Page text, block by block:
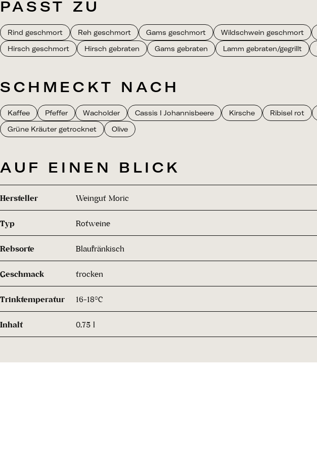
PASST ZU
Rind geschmort Reh geschmort Gams geschmort Wildschwein geschmort
Hirsch geschmort
Hirsch gebraten Gams gebraten Lamm gebraten/gegrillt
SCHMECKT NACH
Kaffee Pfeffer Wacholder Cassis I Johannisbeere Kirsche Ribisel rot
Grüne Kräuter getrocknet
Olive
AUF EINEN BLICK
Hersteller Weingut Moric
Typ Rotweine
Rebsorte Blaufränkisch
Geschmack trocken
Trinktemperatur 16-18°C
Inhalt 0.75 l